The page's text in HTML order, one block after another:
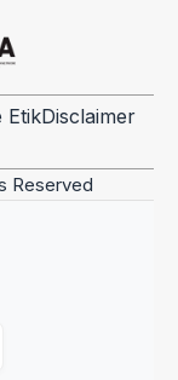
EtikDisclaimer
Reserved